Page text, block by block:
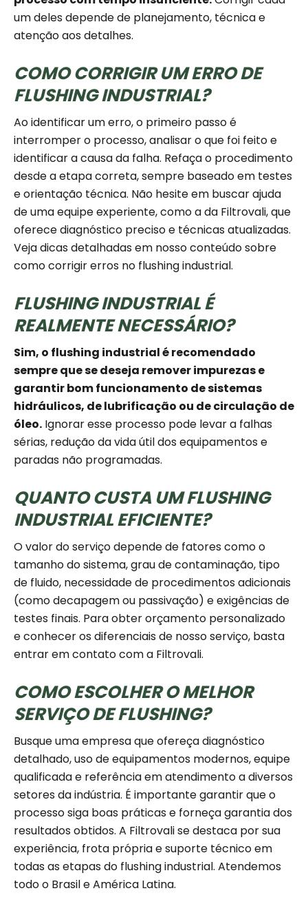
um deles depende de planejamento, técnica e
atenção aos detalhes.
COMO CORRIGIR UM ERRO DE
FLUSHING INDUSTRIAL?
Ao identificar um erro, o primeiro passo é
interromper o processo, analisar o que foi feito e
identificar a causa da falha. Refaça o procedimento
desde a etapa correta, sempre baseado em testes
e orientação técnica. Não hesite em buscar ajuda
de uma equipe experiente, como a da Filtrovali, que
oferece diagnóstico preciso e técnicas atualizadas.
Veja dicas detalhadas em nosso conteúdo sobre
como corrigir erros no flushing industrial.
FLUSHING INDUSTRIAL É
REALMENTE NECESSÁRIO?
Sim, o flushing industrial é recomendado
sempre que se deseja remover impurezas e
garantir bom funcionamento de sistemas
hidráulicos, de lubrificação ou de circulação de
óleo. Ignorar esse processo pode levar a falhas
sérias, redução da vida útil dos equipamentos e
paradas não programadas.
QUANTO CUSTA UM FLUSHING
INDUSTRIAL EFICIENTE?
O valor do serviço depende de fatores como o
tamanho do sistema, grau de contaminação, tipo
de fluido, necessidade de procedimentos adicionais
(como decapagem ou passivação) e exigências de
testes finais. Para obter orçamento personalizado
e conhecer os diferenciais de nosso serviço, basta
entrar em contato com a Filtrovali.
COMO ESCOLHER O MELHOR
SERVIÇO DE FLUSHING?
Busque uma empresa que ofereça diagnóstico
detalhado, uso de equipamentos modernos, equipe
qualificada e referência em atendimento a diversos
setores da indústria. É importante garantir que o
processo siga boas práticas e forneça garantia dos
resultados obtidos. A Filtrovali se destaca por sua
experiência, frota própria e suporte técnico em
todas as etapas do flushing industrial. Atendemos
todo o Brasil e América Latina.